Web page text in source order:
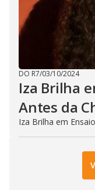
DO R7/03/10/2024
Iza Brilha
Antes da
Iza Brilha em